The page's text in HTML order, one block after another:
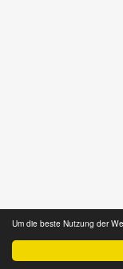
Um die beste Nutzung der